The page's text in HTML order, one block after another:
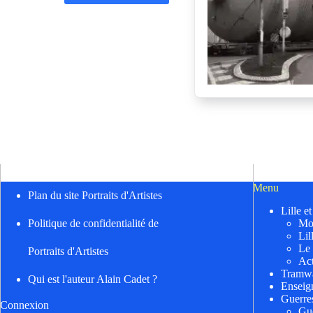
Plan du site Portraits d'Artistes
Politique de confidentialité de
Portraits d'Artistes
Qui est l'auteur Alain Cadet ?
Connexion
Menu
Lille et
Le